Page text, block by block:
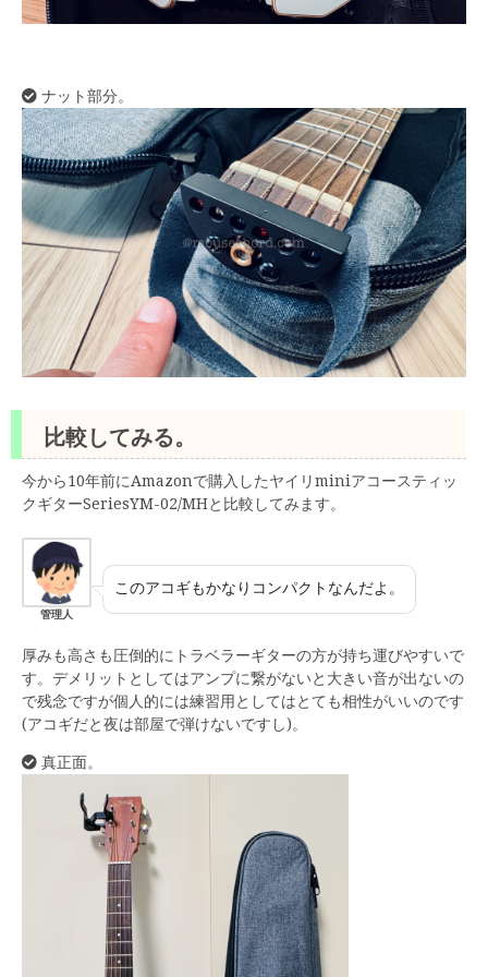
ナット部分。
比較してみる。
今から10年前にAmazonで購入したヤイリminiアコースティッ
クギターSeriesYM-02/MHと比較してみます。
管理人
このアコギもかなりコンパクトなんだよ。
厚みも高さも圧倒的にトラベラーギターの方が持ち運びやすいで
す。デメリットとしてはアンプに繋がないと大きい音が出ないの
で残念ですが個人的には練習用としてはとても相性がいいのです
(アコギだと夜は部屋で弾けないですし)。
真正面。